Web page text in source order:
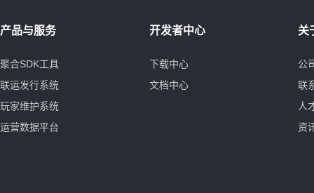
产品与服务
聚合SDK工具
联运发行系统
玩家维护系统
运营数据平台
开发者中心
下载中心
文档中心
关
公
联
人
资